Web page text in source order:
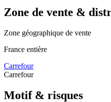
Zone de vente &
Zone géographique de vente
France entière
Carrefour
Carrefour
Motif & risques